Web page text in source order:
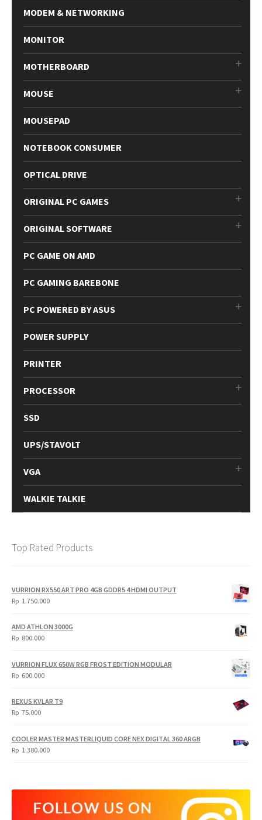
MODEM & NETWORKING
MONITOR
MOTHERBOARD
MOUSE
MOUSEPAD
NOTEBOOK CONSUMER
OPTICAL DRIVE
ORIGINAL PC GAMES
ORIGINAL SOFTWARE
PC GAME ON AMD
PC GAMING BAREBONE
PC POWERED BY ASUS
POWER SUPPLY
PRINTER
PROCESSOR
SSD
UPS/STAVOLT
VGA
WALKIE TALKIE
Top Rated Products
VURRION RX550 ART PRO 4GB GDDR5 4 HDMI OUTPUT
Rp 1.750.000
AMD ATHLON 3000G
Rp 800.000
VURRION FLUX 650W RGB FROST EDITION MODULAR
Rp 600.000
REXUS KVLAR T9
Rp 75.000
COOLER MASTER MASTERLIQUID CORE NEX DIGITAL 360 ARGB
Rp 1.380.000